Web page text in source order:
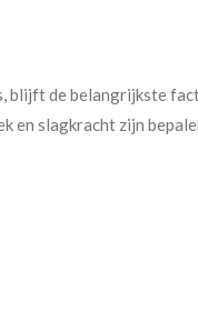
blijft de belangrijkste
en slagkracht zijn